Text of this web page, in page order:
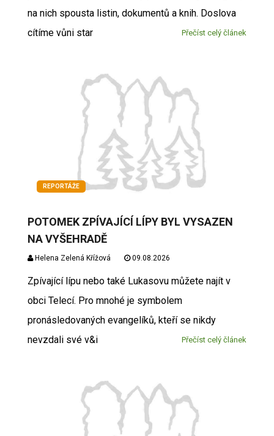
na nich spousta listin, dokumentů a knih. Doslova
cítíme vůni star
Přečíst celý článek
REPORTÁŽE
POTOMEK ZPÍVAJÍCÍ LÍPY BYL VYSAZEN
NA VYŠEHRADĚ
Helena Zelená Křížová 09.08.2026
Zpívající lípu nebo také Lukasovu můžete najít v
obci Telecí. Pro mnohé je symbolem
pronásledovaných evangelíků, kteří se nikdy
nevzdali své v&i
Přečíst celý článek